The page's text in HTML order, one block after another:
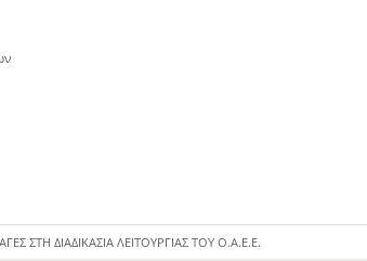
ΣΤΗ ΔΙΑΔΙΚΑΣΙΑ ΛΕΙΤΟΥΡΓΙΑΣ ΤΟΥ Ο.Α.Ε.Ε.